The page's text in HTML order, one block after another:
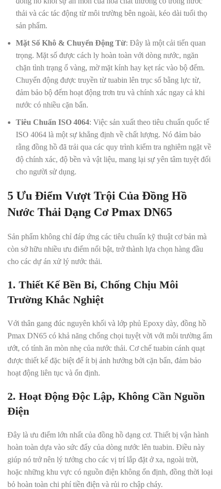
thải và các tác động từ môi trường bên ngoài, kéo dài tuổi thọ
sản phẩm.
Mặt Số Khô & Chuyển Động Từ: Đây là một cải tiến quan
trọng. Mặt số được cách ly hoàn toàn với dòng nước, ngăn
chặn tình trạng ố vàng, mờ mặt kính hay kẹt rác vào bộ đếm.
Chuyển động được truyền từ tuabin lên trục số bằng lực từ,
đảm bảo bộ đếm hoạt động trơn tru và chính xác ngay cả khi
nước có nhiều cặn bẩn.
Tiêu Chuẩn ISO 4064: Việc sản xuất theo tiêu chuẩn quốc tế
ISO 4064 là một sự khẳng định về chất lượng. Nó đảm bảo
rằng đồng hồ đã trải qua các quy trình kiểm tra nghiêm ngặt về
độ chính xác, độ bền và vật liệu, mang lại sự yên tâm tuyệt đối
cho người sử dụng.
5 Ưu Điểm Vượt Trội Của Đồng Hồ
Nước Thải Dạng Cơ Pmax DN65
Sản phẩm không chỉ đáp ứng các tiêu chuẩn kỹ thuật cơ bản mà
còn sở hữu nhiều ưu điểm nổi bật, trở thành lựa chọn hàng đầu
cho các dự án xử lý nước thải.
1. Thiết Kế Bền Bỉ, Chống Chịu Môi
Trường Khắc Nghiệt
Với thân gang đúc nguyên khối và lớp phủ Epoxy dày, đồng hồ
Pmax DN65 có khả năng chống chọi tuyệt vời với môi trường ẩm
ướt, có tính ăn mòn nhẹ của nước thải. Cơ chế tuabin cánh quạt
được thiết kế đặc biệt để ít bị ảnh hưởng bởi cặn bẩn, đảm bảo
hoạt động liên tục và ổn định.
2. Hoạt Động Độc Lập, Không Cần Nguồn
Điện
Đây là ưu điểm lớn nhất của đồng hồ dạng cơ. Thiết bị vận hành
hoàn toàn dựa vào sức đẩy của dòng nước lên tuabin. Điều này
giúp nó trở nên lý tưởng cho các vị trí lắp đặt ở xa, ngoài trời,
hoặc những khu vực có nguồn điện không ổn định, đồng thời loại
bỏ hoàn toàn chi phí tiền điện và rủi ro chập cháy.